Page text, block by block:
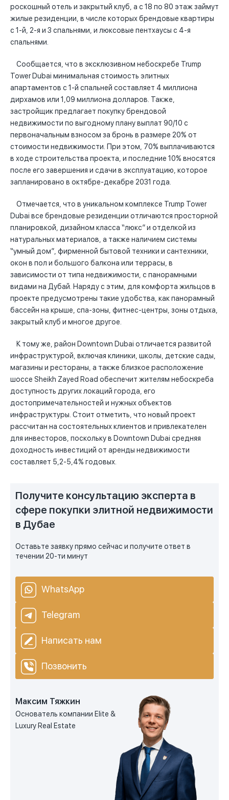
роскошный отель и закрытый клуб, а с 18 по 80 этаж займут
жилые резиденции, в числе которых брендовые квартиры
с 1-й, 2-я и 3 спальнями, и люксовые пентхаусы с 4-я
спальнями.
Сообщается, что в эксклюзивном небоскребе Trump
Tower Dubai минимальная стоимость элитных
апартаментов с 1-й спальней составляет 4 миллиона
дирхамов или 1,09 миллиона долларов. Также,
застройщик предлагает покупку брендовой
недвижимости по выгодному плану выплат 90/10 с
первоначальным взносом за бронь в размере 20% от
стоимости недвижимости. При этом, 70% выплачиваются
в ходе строительства проекта, и последние 10% вносятся
после его завершения и сдачи в эксплуатацию, которое
запланировано в октябре-декабре 2031 года.
Отмечается, что в уникальном комплексе Trump Tower
Dubai все брендовые резиденции отличаются просторной
планировкой, дизайном класса “люкс” и отделкой из
натуральных материалов, а также наличием системы
“умный дом”, фирменной бытовой техники и сантехники,
окон в пол и большого балкона или террасы, в
зависимости от типа недвижимости, с панорамными
видами на Дубай. Наряду с этим, для комфорта жильцов в
проекте предусмотрены такие удобства, как панорамный
бассейн на крыше, спа-зоны, фитнес-центры, зоны отдыха,
закрытый клуб и многое другое.
К тому же, район Downtown Dubai отличается развитой
инфраструктурой, включая клиники, школы, детские сады,
магазины и рестораны, а также близкое расположение
шоссе Sheikh Zayed Road обеспечит жителям небоскреба
доступность других локаций города, его
достопримечательностей и нужных объектов
инфраструктуры. Стоит отметить, что новый проект
рассчитан на состоятельных клиентов и привлекателен
для инвесторов, поскольку в Downtown Dubai средняя
доходность инвестиций от аренды недвижимости
составляет 5,2-5,4% годовых.
Получите консультацию эксперта в
сфере покупки элитной недвижимости
в Дубае
Оставьте заявку прямо сейчас и получите ответ в
течении 20-ти минут
WhatsApp
Telegram
Написать нам
Позвонить
Максим Тяжкин
Основатель компании Elite &
Luxury Real Estate